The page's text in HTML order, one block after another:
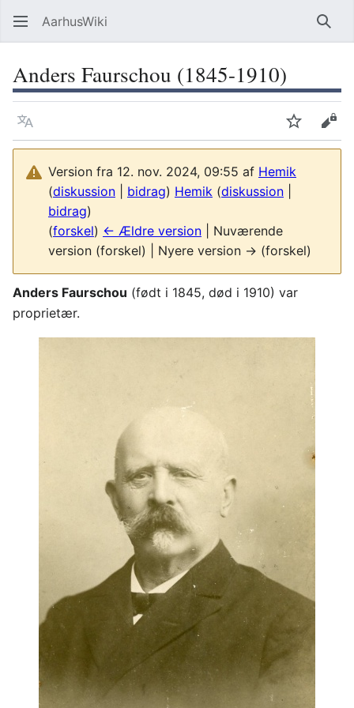
AarhusWiki Søg
Anders Faurschou (1845-1910)
Sprog OvervågVis
Version fra 12. nov. 2024, 09:55 af Hemik
(diskussion bidrag) Hemik (diskussion
bidrag)
(forskel) ← Ældre version | Nuværende
version (forskel) | Nyere version → (forskel)
Anders Faurschou (født i 1845, død i 1910) var
proprietær.